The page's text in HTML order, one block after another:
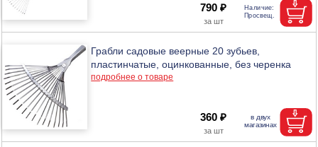
790 ₽
Грабли садовые веерные 20 зубьев,
пластинчатые, оцинкованные, без черенка
подробнее о товаре
360 ₽